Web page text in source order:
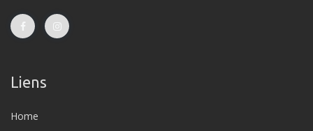
Liens
Home